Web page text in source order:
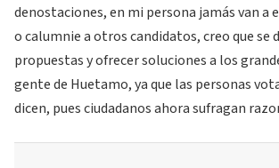
denostaciones, en mi persona jamás van a
o calumnie a otros candidatos, creo que se
propuestas y ofrecer soluciones a los
gente de Huetamo, ya que las personas
dicen, pues ciudadanos ahora sufragan